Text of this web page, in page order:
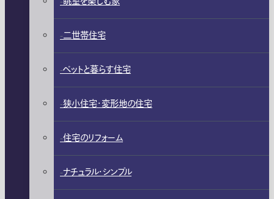
二世帯住宅
ペットと暮らす住宅
狭小住宅・変形地の住宅
住宅のリフォーム
ナチュラル・シンプル